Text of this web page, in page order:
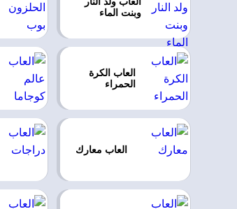
وبنت الماء
العاب الكرة
الحمراء
العاب معارك